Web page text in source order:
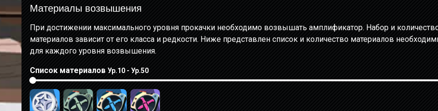
Материалы возвышения
При достижении максимального уровня прокачки необходимо возвышать амплификатор. Набор и
материалов зависит от его класса и редкости. Ниже представлен список и количество материалов
для каждого уровня возвышения.
Список материалов Ур.10 - Ур.50